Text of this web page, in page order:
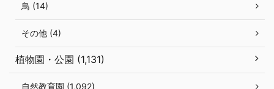
鳥 (14)
その他 (4)
植物園・公園 (1,131)
自然教育園 (1,092)